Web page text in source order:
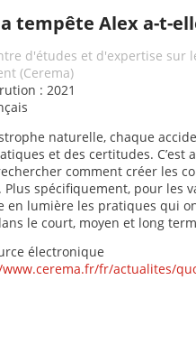
tempête Alex a-t-
d'études et d'expertise sur
(Cerema)
: 2021
naturelle, chaque
et des certitudes. C’est
comment créer les
Plus spécifiquement, pour les
en lumière les pratiques qui
le court, moyen et long
électronique
fr/actualites/